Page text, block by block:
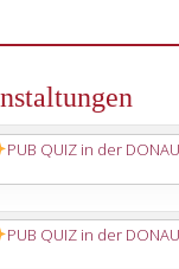
PUB QUIZ in der
PUB QUIZ in der